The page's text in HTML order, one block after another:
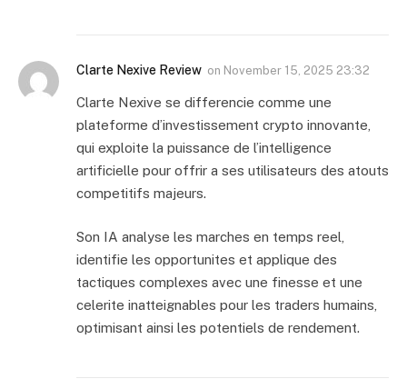
Clarte Nexive Review on November 15, 2025 23:32
Clarte Nexive se differencie comme une
plateforme d’investissement crypto innovante,
qui exploite la puissance de l’intelligence
artificielle pour offrir a ses utilisateurs des atouts
competitifs majeurs.
Son IA analyse les marches en temps reel,
identifie les opportunites et applique des
tactiques complexes avec une finesse et une
celerite inatteignables pour les traders humains,
optimisant ainsi les potentiels de rendement.